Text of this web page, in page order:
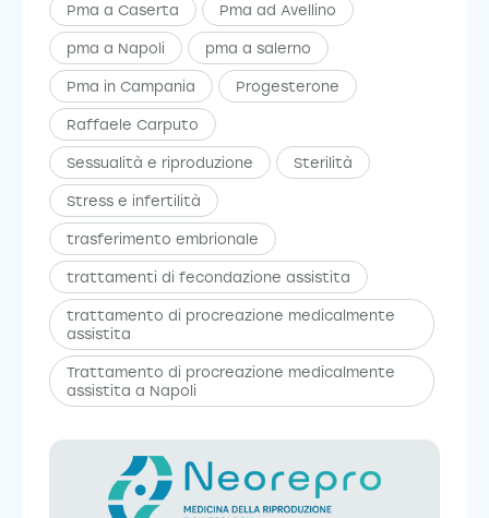
Pma a Caserta Pma ad Avellino
pma a Napoli pma a salerno
Pma in Campania Progesterone
Raffaele Carputo
Sessualità e riproduzione Sterilità
Stress e infertilità
trasferimento embrionale
trattamenti di fecondazione assistita
trattamento di procreazione medicalmente
assistita
Trattamento di procreazione medicalmente
assistita a Napoli